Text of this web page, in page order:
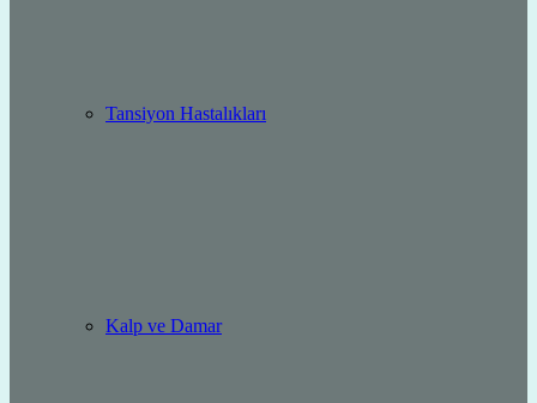
Tansiyon Hastalıkları
Kalp ve Damar